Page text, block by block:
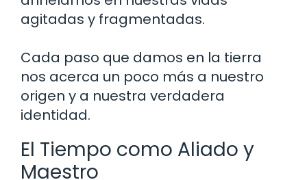
agitadas y fragmentadas.
Cada paso que damos en la tierra
nos acerca un poco más a nuestro
origen y a nuestra verdadera
identidad.
El Tiempo como Aliado y
Maestro